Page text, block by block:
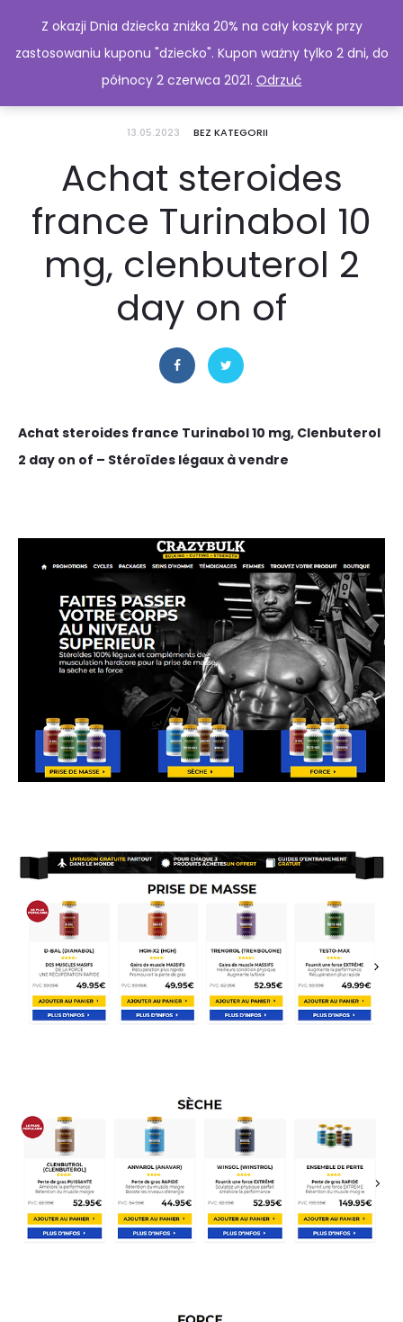
13.05.2023 BEZ KATEGORII
Achat steroides
france Turinabol 10
mg, clenbuterol 2
day on of
Achat steroides france Turinabol 10 mg, Clenbuterol
2 day on of – Stéroïdes légaux à vendre
Z okazji Dnia dziecka zniżka 20% na cały koszyk przy
zastosowaniu kuponu "dziecko". Kupon ważny tylko 2 dni, do
północy 2 czerwca 2021. Odrzuć